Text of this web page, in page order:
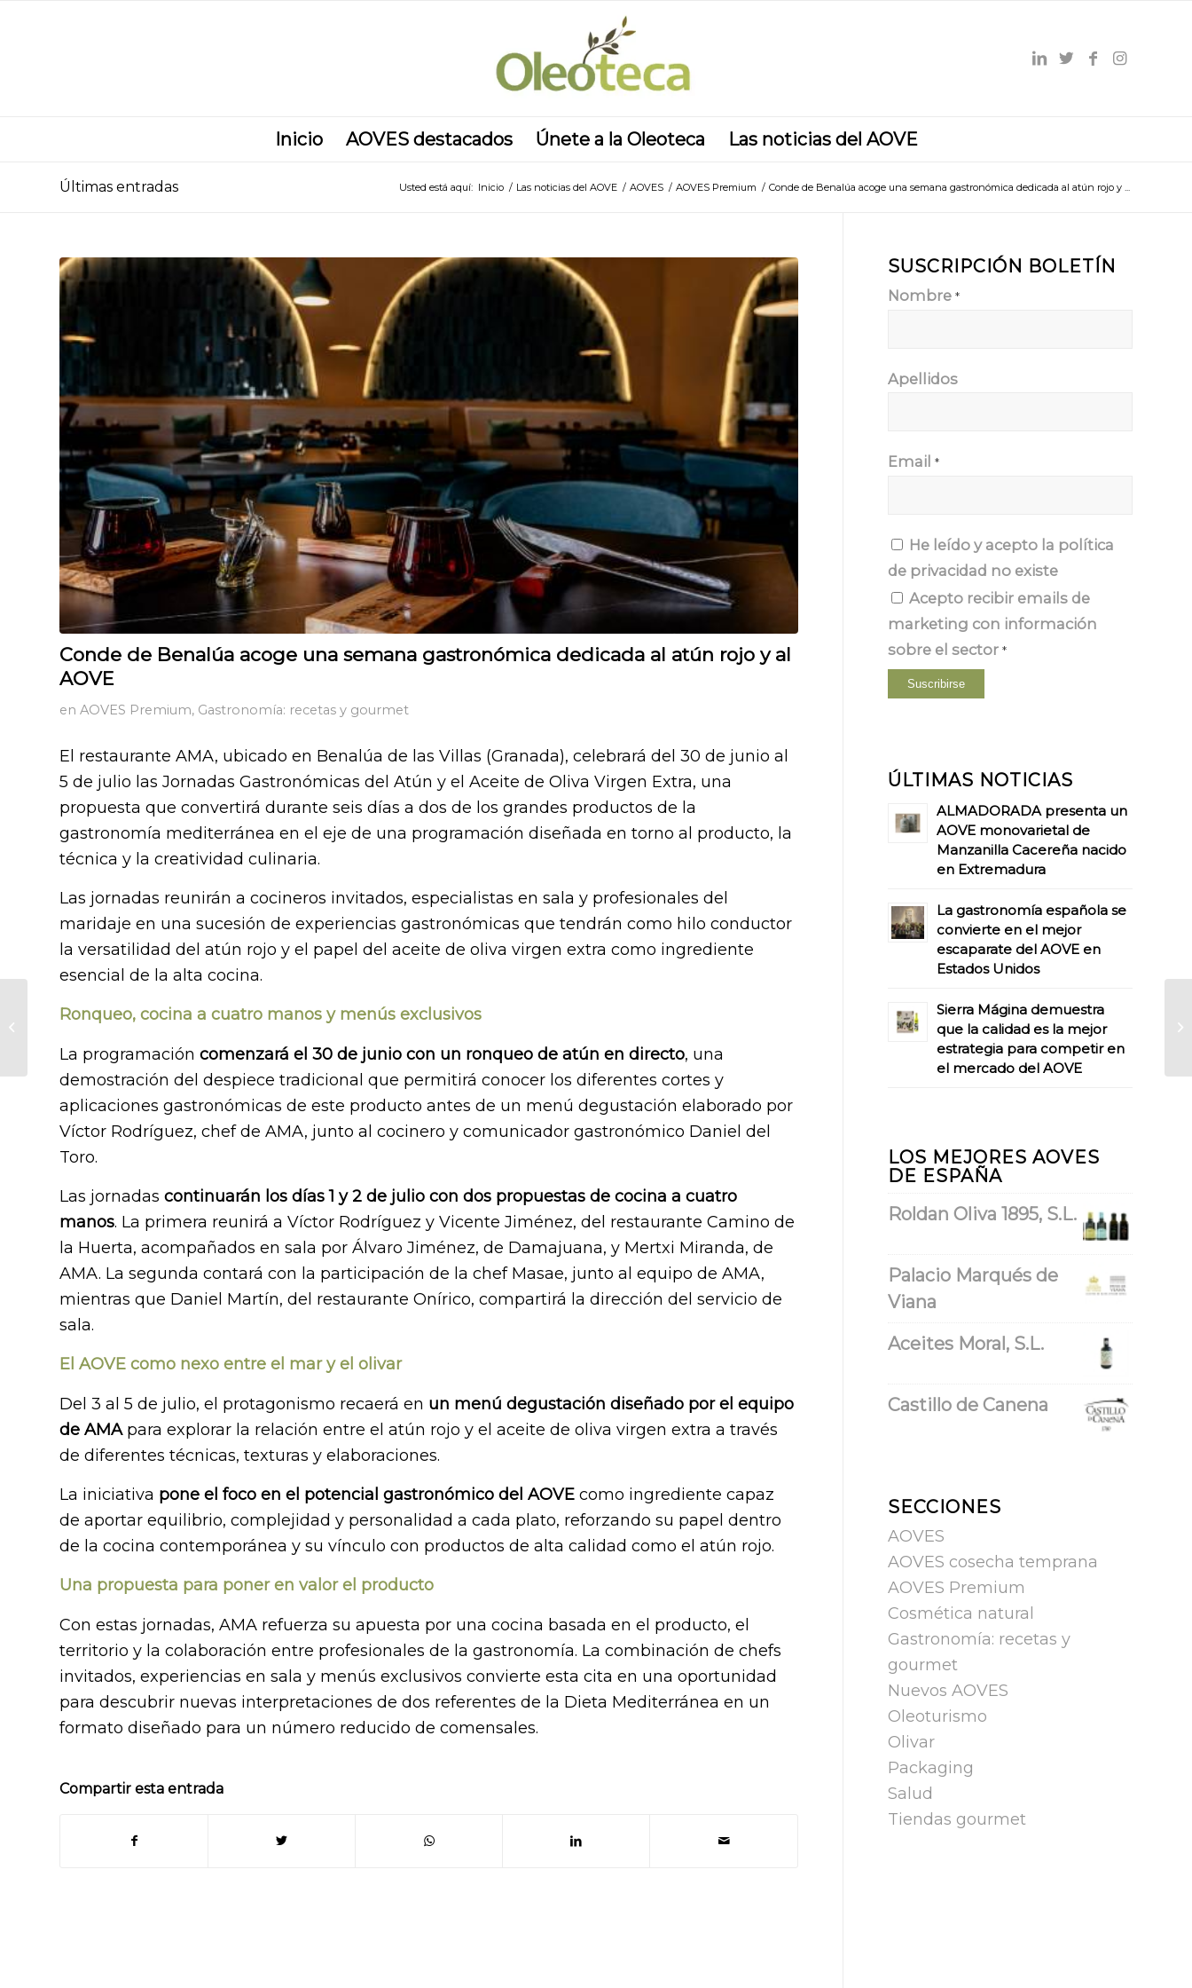
Inicio AOVES destacados Únete a la Oleoteca Las noticias del AOVE
Últimas entradas Usted está aquí: Inicio / Las noticias del AOVE / AOVES / AOVES Premium / Conde de Benalúa acoge una semana gastronómica dedicada al atún rojo y ...
Conde de Benalúa acoge una semana gastronómica dedicada al atún rojo y al
AOVE
en AOVES Premium, Gastronomía: recetas y gourmet
El restaurante AMA, ubicado en Benalúa de las Villas (Granada), celebrará del 30 de junio al
5 de julio las Jornadas Gastronómicas del Atún y el Aceite de Oliva Virgen Extra, una
propuesta que convertirá durante seis días a dos de los grandes productos de la
gastronomía mediterránea en el eje de una programación diseñada en torno al producto, la
técnica y la creatividad culinaria.
Las jornadas reunirán a cocineros invitados, especialistas en sala y profesionales del
maridaje en una sucesión de experiencias gastronómicas que tendrán como hilo conductor
la versatilidad del atún rojo y el papel del aceite de oliva virgen extra como ingrediente
esencial de la alta cocina.
Ronqueo, cocina a cuatro manos y menús exclusivos
La programación comenzará el 30 de junio con un ronqueo de atún en directo, una
demostración del despiece tradicional que permitirá conocer los diferentes cortes y
aplicaciones gastronómicas de este producto antes de un menú degustación elaborado por
Víctor Rodríguez, chef de AMA, junto al cocinero y comunicador gastronómico Daniel del
Toro.
Las jornadas continuarán los días 1 y 2 de julio con dos propuestas de cocina a cuatro
manos. La primera reunirá a Víctor Rodríguez y Vicente Jiménez, del restaurante Camino de
la Huerta, acompañados en sala por Álvaro Jiménez, de Damajuana, y Mertxi Miranda, de
AMA. La segunda contará con la participación de la chef Masae, junto al equipo de AMA,
mientras que Daniel Martín, del restaurante Onírico, compartirá la dirección del servicio de
sala.
El AOVE como nexo entre el mar y el olivar
Del 3 al 5 de julio, el protagonismo recaerá en un menú degustación diseñado por el equipo
de AMApara explorar la relación entre el atún rojo y el aceite de oliva virgen extra a través
de diferentes técnicas, texturas y elaboraciones.
La iniciativa pone el foco en el potencial gastronómico del AOVE como ingrediente capaz
de aportar equilibrio, complejidad y personalidad a cada plato, reforzando su papel dentro
de la cocina contemporánea y su vínculo con productos de alta calidad como el atún rojo.
Una propuesta para poner en valor el producto
Con estas jornadas, AMA refuerza su apuesta por una cocina basada en el producto, el
territorio y la colaboración entre profesionales de la gastronomía. La combinación de chefs
invitados, experiencias en sala y menús exclusivos convierte esta cita en una oportunidad
para descubrir nuevas interpretaciones de dos referentes de la Dieta Mediterránea en un
formato diseñado para un número reducido de comensales.
Compartir esta entrada
SUSCRIPCIÓN BOLETÍN
Nombre*
Apellidos
Email*
He leído y acepto la política
de privacidad no existe
Acepto recibir emails de
marketing con información
sobre el sector*
ÚLTIMAS NOTICIAS
ALMADORADA presenta un
AOVE monovarietal de
Manzanilla Cacereña nacido
en Extremadura
La gastronomía española se
convierte en el mejor
escaparate del AOVE en
Estados Unidos
Sierra Mágina demuestra
que la calidad es la mejor
estrategia para competir en
el mercado del AOVE
LOS MEJORES AOVES
DE ESPAÑA
Roldan Oliva 1895, S.L.
Palacio Marqués de
Viana
Aceites Moral, S.L.
Castillo de Canena
SECCIONES
AOVES
AOVES cosecha temprana
AOVES Premium
Cosmética natural
Gastronomía: recetas y
gourmet
Nuevos AOVES
Oleoturismo
Olivar
Packaging
Salud
Tiendas gourmet
Olivar refuerza la
oleícola con el...